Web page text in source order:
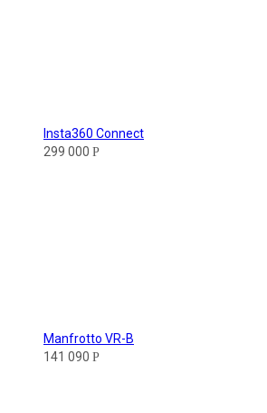
Insta360 Connect
299 000 Р
Manfrotto VR-B
141 090 Р